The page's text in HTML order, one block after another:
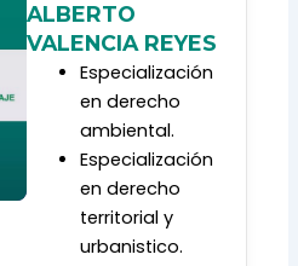
ALBERTO
VALENCIA REYES
Especialización
en derecho
ambiental.
Especialización
en derecho
territorial y
urbanistico.